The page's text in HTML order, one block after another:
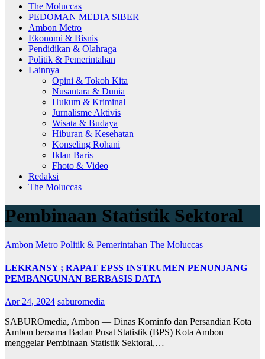
The Moluccas
PEDOMAN MEDIA SIBER
Ambon Metro
Ekonomi & Bisnis
Pendidikan & Olahraga
Politik & Pemerintahan
Lainnya
Opini & Tokoh Kita
Nusantara & Dunia
Hukum & Kriminal
Jurnalisme Aktivis
Wisata & Budaya
Hiburan & Kesehatan
Konseling Rohani
Iklan Baris
Fhoto & Video
Redaksi
The Moluccas
Pembinaan Statistik Sektoral
Ambon Metro Politik & Pemerintahan The Moluccas
LEKRANSY ; RAPAT EPSS INSTRUMEN PENUNJANG
PEMBANGUNAN BERBASIS DATA
Apr 24, 2024 saburomedia
SABUROmedia, Ambon — Dinas Kominfo dan Persandian Kota
Ambon bersama Badan Pusat Statistik (BPS) Kota Ambon
menggelar Pembinaan Statistik Sektoral,…